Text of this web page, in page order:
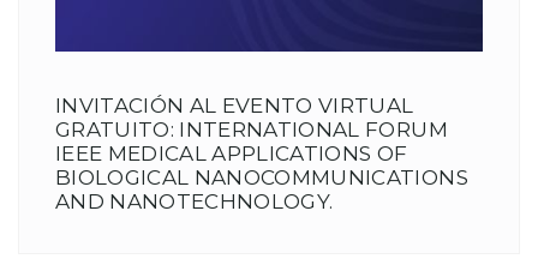
INVITACIÓN AL EVENTO VIRTUAL
GRATUITO: INTERNATIONAL FORUM
IEEE MEDICAL APPLICATIONS OF
BIOLOGICAL NANOCOMMUNICATIONS
AND NANOTECHNOLOGY.